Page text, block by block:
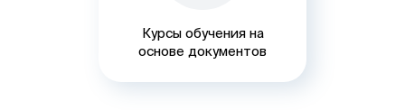
Курсы обучения на
основе документов